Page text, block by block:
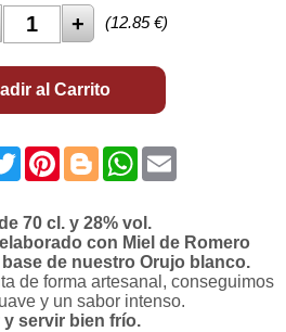
(12.85€)
al Carrito
TwitterPinterest
BloggerWhatsApp
70 cl. y 28% vol.
con Miel de Romero
de nuestro Orujo blanco.
de forma artesanal, conseguimos
y un sabor intenso.
y servir bien frío.